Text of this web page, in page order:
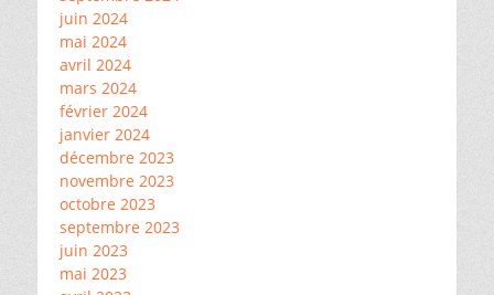
juin 2024
mai 2024
avril 2024
mars 2024
février 2024
janvier 2024
décembre 2023
novembre 2023
octobre 2023
septembre 2023
juin 2023
mai 2023